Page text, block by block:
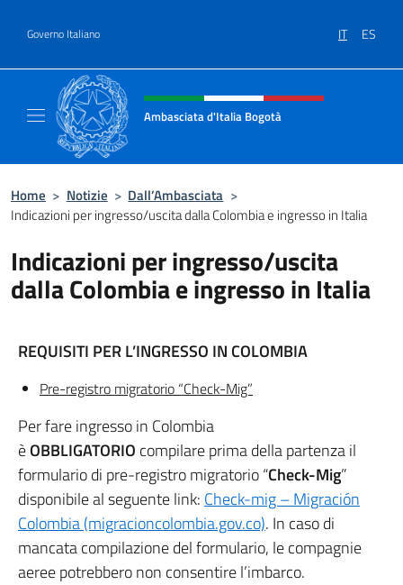
Governo Italiano IT ES
Intestazione sito, social e menù
Ambasciata d'Italia Bogotà
Home > Notizie > Dall’Ambasciata >
Indicazioni per ingresso/uscita dalla Colombia e ingresso in Italia
Indicazioni per ingresso/uscita
dalla Colombia e ingresso in Italia
REQUISITI PER L’INGRESSO IN COLOMBIA
Pre-registro migratorio “Check-Mig”
Per fare ingresso in Colombia
èOBBLIGATORIO compilare prima della partenza il
formulario di pre-registro migratorio “Check-Mig”
disponibile al seguente link: Check-mig – Migración
Colombia (migracioncolombia.gov.co). In caso di
mancata compilazione del formulario, le compagnie
aeree potrebbero non consentire l’imbarco.